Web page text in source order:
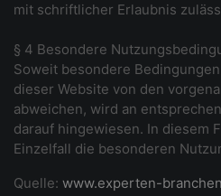
mit schriftlicher Erlaubnis
§ 4 Besondere
Soweit besondere
dieser Website von den
abweichen, wird an
darauf hingewiesen. In diesem
Einzelfall die besonderen
Quelle: www.experten-